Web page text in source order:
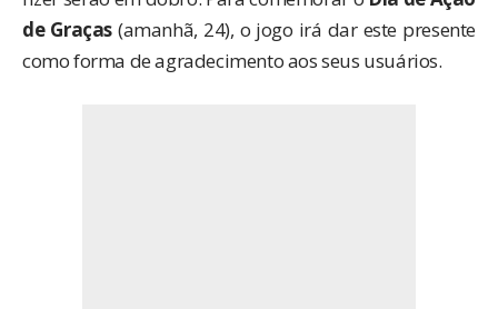
de Graças(amanhã, 24), o jogo irá dar este presente
como forma de agradecimento aos seus usuários.